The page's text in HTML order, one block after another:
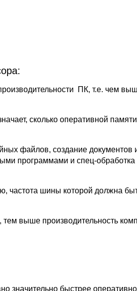
ПК, т.е. чем
сколько оперативной
файлов, создание документов
программами и спец-обработка
частота шины которой должна
выше производительность
значительно быстрее